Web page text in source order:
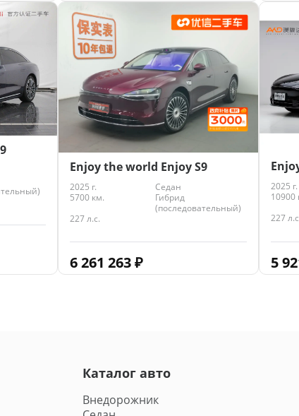
Enjoy the world Enjoy S9
2025 г.
Седан
5700 км.
Гибрид
(последовательный)
227 л.с.
6 261 263₽
2025 г.
10900
227
5
Каталог авто
Внедорожник